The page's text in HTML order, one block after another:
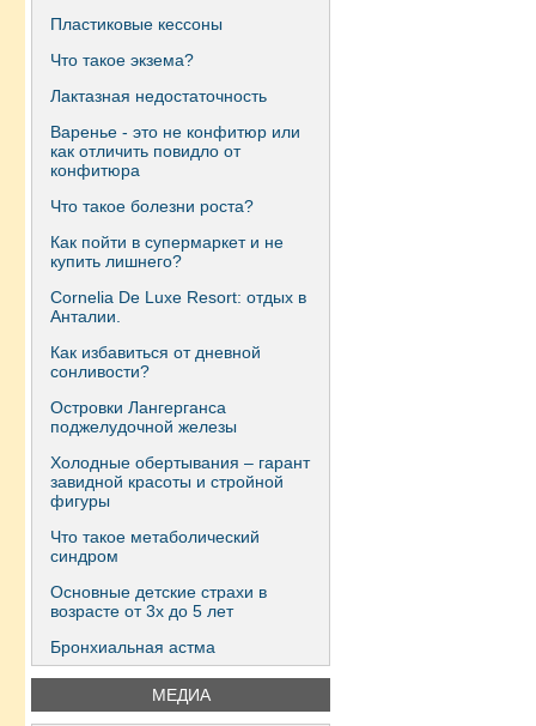
Пластиковые кессоны
Что такое экзема?
Лактазная недостаточность
Варенье - это не конфитюр или
как отличить повидло от
конфитюра
Что такое болезни роста?
Как пойти в супермаркет и не
купить лишнего?
Сornelia De Luxe Resort: отдых в
Анталии.
Как избавиться от дневной
сонливости?
Островки Лангерганса
поджелудочной железы
Холодные обертывания – гарант
завидной красоты и стройной
фигуры
Что такое метаболический
синдром
Основные детские страхи в
возрасте от 3х до 5 лет
Бронхиальная астма
МЕДИА